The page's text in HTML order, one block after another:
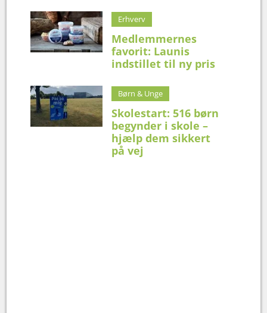
Erhverv
Medlemmernes
favorit: Launis
indstillet til ny pris
Børn & Unge
Skolestart: 516 børn
begynder i skole –
hjælp dem sikkert
på vej